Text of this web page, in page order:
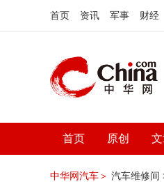
首页 资讯 军事 财经
首页 原创
中华网汽车＞ 汽车维修间